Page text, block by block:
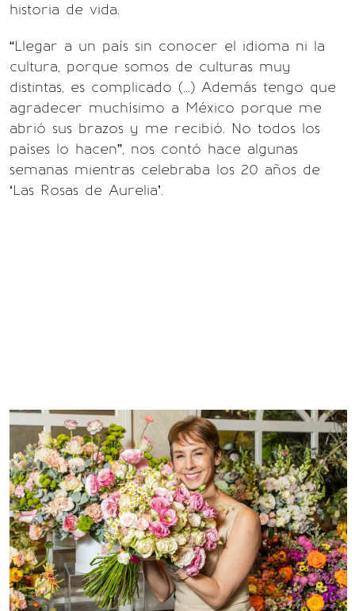
historia de vida.
“Llegar a un país sin conocer el idioma ni la
cultura, porque somos de culturas muy
distintas, es complicado (...) Además tengo que
agradecer muchísimo a México porque me
abrió sus brazos y me recibió. No todos los
países lo hacen”, nos contó hace algunas
semanas mientras celebraba los 20 años de
‘Las Rosas de Aurelia’.